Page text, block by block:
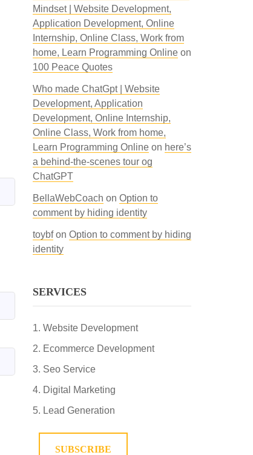
Mindset | Website Development,
Application Development, Online
Internship, Online Class, Work from
home, Learn Programming Onlineon
100 Peace Quotes
Who made ChatGpt | Website
Development, Application
Development, Online Internship,
Online Class, Work from home,
Learn Programming Onlineon here’s
a behind-the-scenes tour og
ChatGPT
BellaWebCoach on Option to
comment by hiding identity
toybfon Option to comment by hiding
identity
SERVICES
Website Development
Ecommerce Development
Seo Service
Digital Marketing
Lead Generation
SUBSCRIBE